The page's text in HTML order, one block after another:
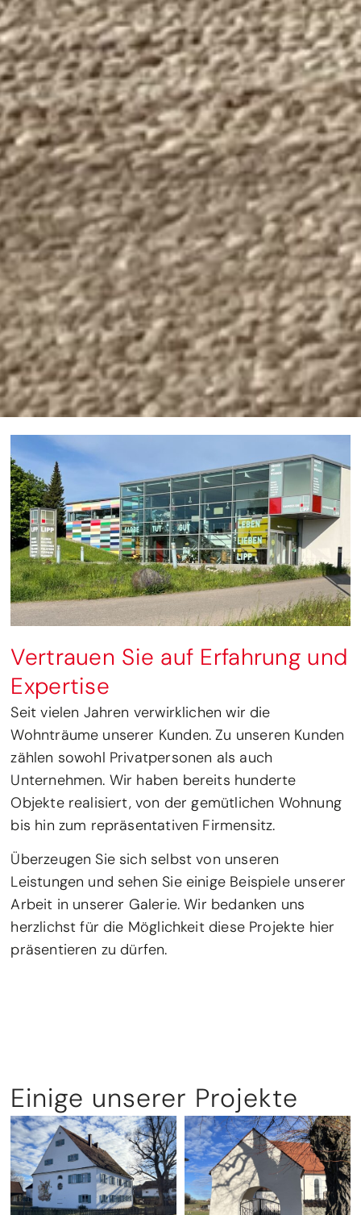
Vertrauen Sie auf Erfahrung und
Expertise
Seit vielen Jahren verwirklichen wir die
Wohnträume unserer Kunden. Zu unseren Kunden
zählen sowohl Privatpersonen als auch
Unternehmen. Wir haben bereits hunderte
Objekte realisiert, von der gemütlichen Wohnung
bis hin zum repräsentativen Firmensitz.
Überzeugen Sie sich selbst von unseren
Leistungen und sehen Sie einige Beispiele unserer
Arbeit in unserer Galerie. Wir bedanken uns
herzlichst für die Möglichkeit diese Projekte hier
präsentieren zu dürfen.
Einige unserer Projekte